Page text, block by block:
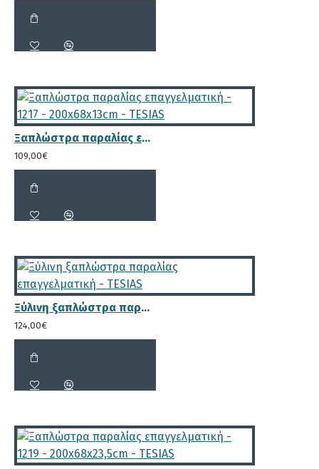
σε απόλυτη ανατομία με το
λουόμενου να είναι στο σπάσιμο της
ξαπλώστρας και το κεφάλι να
μπορεί να ξαπλώσει στην πλάτη της
ξαπλώστρας.
επαρκή αερισμό του στρώματος
για μεγαλύτερη αντοχή των ποδιών
Ξαπλώστρα παραλίας επαγγελματική - 1217 - 200x68x13cm - TESIAS
109,00€
Ξύλινη ξαπλώστρα παραλίας επαγγελματική - TESIAS
124,00€